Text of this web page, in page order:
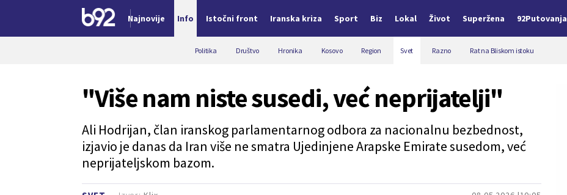
Najnovije Info Istočni front Iranska kriza Sport Biz Lokal Život Superžena 92Putovanja
Politika Društvo Hronika Kosovo Region Svet Razno Rat na Bliskom istoku
"Više nam niste susedi, već neprijatelji"
Ali Hodrijan, član iranskog parlamentarnog odbora za nacionalnu bezbednost,
izjavio je danas da Iran više ne smatra Ujedinjene Arapske Emirate susedom, već
neprijateljskom bazom.